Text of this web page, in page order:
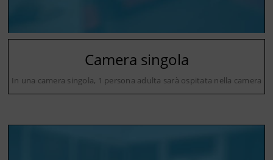
Camera singola
In una camera singola, 1 persona adulta sarà ospitata nella camera